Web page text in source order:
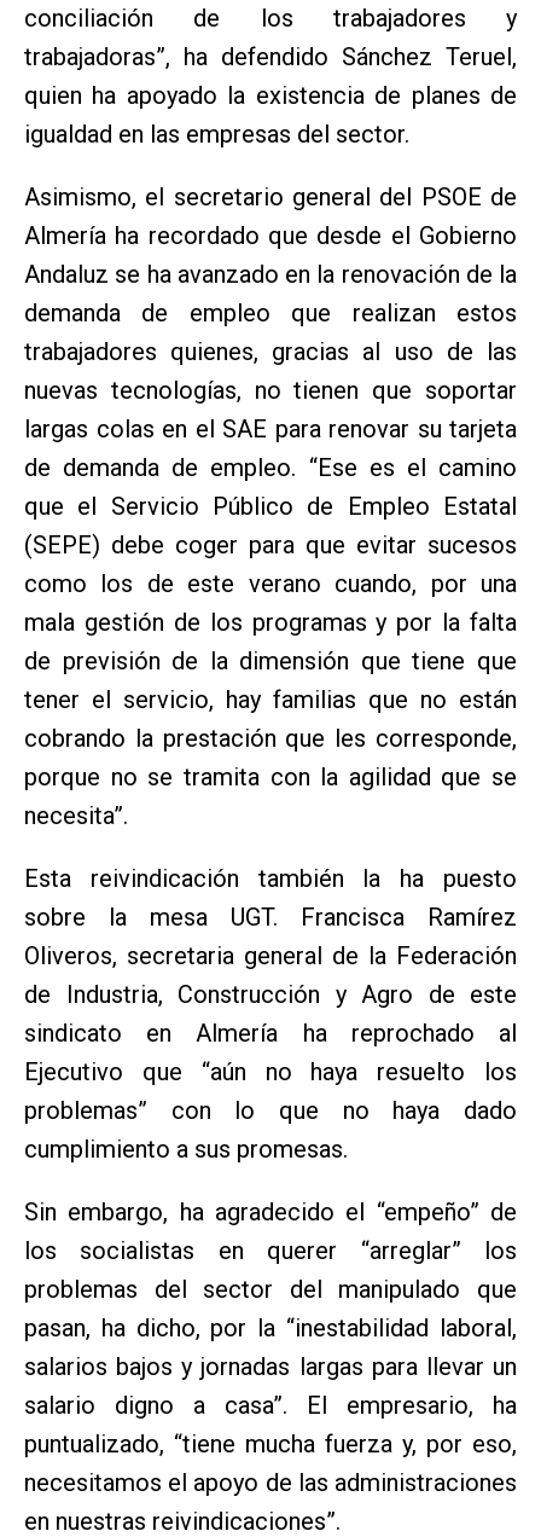
conciliación de los trabajadores y
trabajadoras”, ha defendido Sánchez Teruel,
quien ha apoyado la existencia de planes de
igualdad en las empresas del sector.
Asimismo, el secretario general del PSOE de
Almería ha recordado que desde el Gobierno
Andaluz se ha avanzado en la renovación de la
demanda de empleo que realizan estos
trabajadores quienes, gracias al uso de las
nuevas tecnologías, no tienen que soportar
largas colas en el SAE para renovar su tarjeta
de demanda de empleo. “Ese es el camino
que el Servicio Público de Empleo Estatal
(SEPE) debe coger para que evitar sucesos
como los de este verano cuando, por una
mala gestión de los programas y por la falta
de previsión de la dimensión que tiene que
tener el servicio, hay familias que no están
cobrando la prestación que les corresponde,
porque no se tramita con la agilidad que se
necesita”.
Esta reivindicación también la ha puesto
sobre la mesa UGT. Francisca Ramírez
Oliveros, secretaria general de la Federación
de Industria, Construcción y Agro de este
sindicato en Almería ha reprochado al
Ejecutivo que “aún no haya resuelto los
problemas” con lo que no haya dado
cumplimiento a sus promesas.
Sin embargo, ha agradecido el “empeño” de
los socialistas en querer “arreglar” los
problemas del sector del manipulado que
pasan, ha dicho, por la “inestabilidad laboral,
salarios bajos y jornadas largas para llevar un
salario digno a casa”. El empresario, ha
puntualizado, “tiene mucha fuerza y, por eso,
necesitamos el apoyo de las administraciones
en nuestras reivindicaciones”.